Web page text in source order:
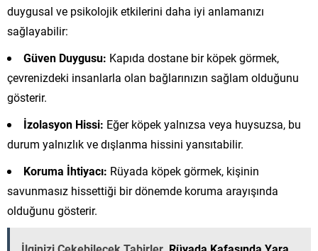
duygusal ve psikolojik etkilerini daha iyi anlamanızı
sağlayabilir:
Güven Duygusu: Kapıda dostane bir köpek görmek,
çevrenizdeki insanlarla olan bağlarınızın sağlam olduğunu
gösterir.
İzolasyon Hissi: Eğer köpek yalnızsa veya huysuzsa, bu
durum yalnızlık ve dışlanma hissini yansıtabilir.
Koruma İhtiyacı: Rüyada köpek görmek, kişinin
savunmasız hissettiği bir dönemde koruma arayışında
olduğunu gösterir.